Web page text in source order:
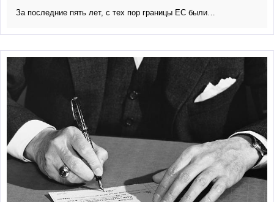
За последние пять лет, с тех пор границы ЕС были…